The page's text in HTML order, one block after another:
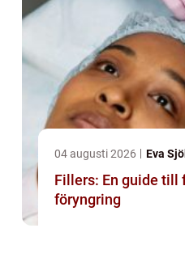
04 augusti 2026 Eva
Fillers: En guide till
föryngring